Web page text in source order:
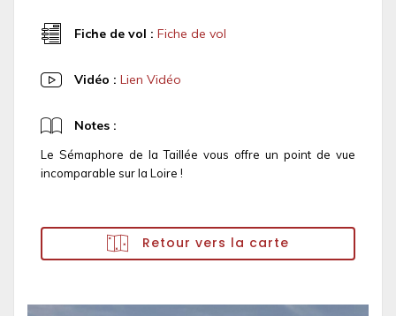
Fiche de vol : Fiche de vol
Vidéo : Lien Vidéo
Notes :
Le Sémaphore de la Taillée vous offre un point de vue
incomparable sur la Loire !
Retour vers la carte